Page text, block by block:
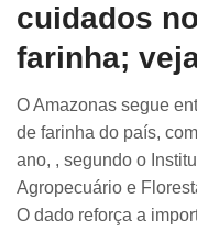
cuidados
farinha;
O Amazonas segue
de farinha do país,
ano, , segundo o
Agropecuário e
O dado reforça a